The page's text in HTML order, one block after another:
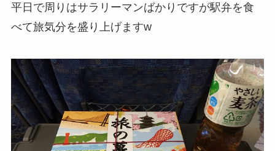
平日で周りはサラリーマンばかりですが駅弁を食
べて旅気分を盛り上げますw